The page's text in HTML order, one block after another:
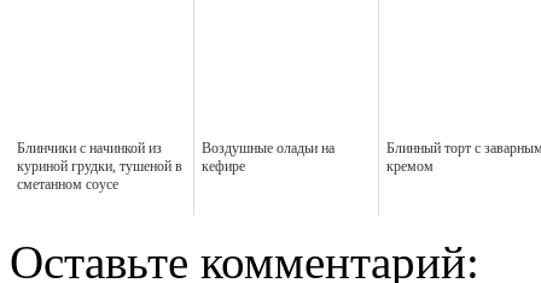
Блинчики с начинкой из
куриной грудки, тушеной в
сметанном соусе
Воздушные оладьи на
кефире
Блинный торт с
кремом
Оставьте комментарий: